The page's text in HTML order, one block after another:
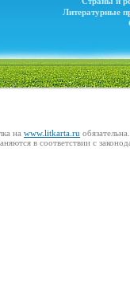
Литературные
на www.litkarta.ru обязательна.
в соответствии с